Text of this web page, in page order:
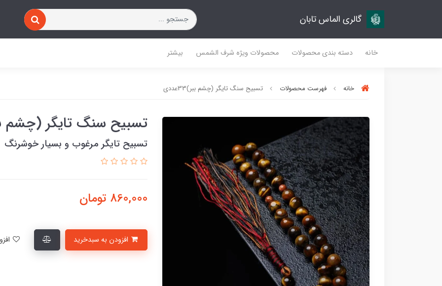
گالری الماس تابان
خانه دسته بندی محصولات محصولات ویژه شرف الشمس بیشتر
خانه فهرست محصولات تسبیح سنگ تایگر (چشم ببر)33عددی
تسبیح سنگ تایگر (چشم
تسبیح تایگر مرغوب و بسیار خوشرنگ
860,000 تومان